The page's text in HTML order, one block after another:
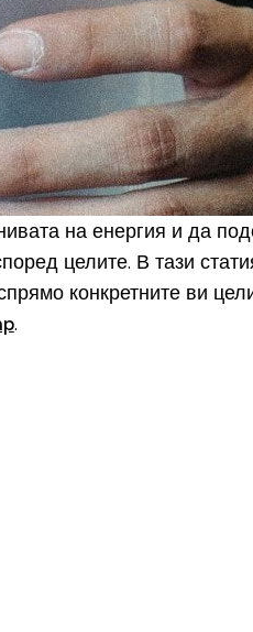
на енергия и да
целите. В тази
конкретните ви
.